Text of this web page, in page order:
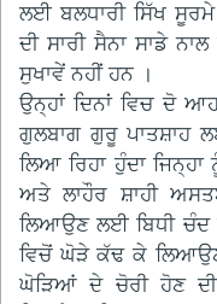
ਲਈ ਬਲਧਾਰੀ ਸਿੱਖ ਸੂਰਮੇ
ਦੀ ਸਾਰੀ ਸੈਨਾ ਸਾਡੇ
ਸੁਖਾਵੇਂ ਨਹੀਂ ਹਨ ।
ਉਨ੍ਹਾਂ ਦਿਨਾਂ ਵਿਚ ਦੋ
ਗੁਲਬਾਗ ਗੁਰੂ
ਲਿਆ ਰਿਹਾ ਹੁੰਦਾ
ਅਤੇ ਲਾਹੌਰ ਸ਼ਾਹੀ
ਲਿਆਉਣ ਲਈ ਬਿਧੀ ਚੰਦ
ਵਿਚੋਂ ਘੋੜੇ ਕੱਢ ਕੇ
ਘੋੜਿਆਂ ਦੇ ਚੋਰੀ ਹੋਣ